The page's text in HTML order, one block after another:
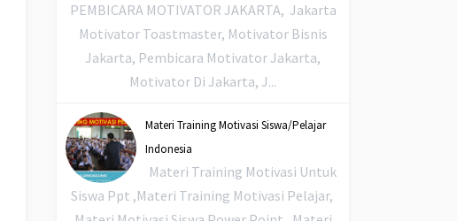
PEMBICARA MOTIVATOR JAKARTA, Jakarta
Motivator Toastmaster, Motivator Bisnis
Jakarta, Pembicara Motivator Jakarta,
Motivator Di Jakarta, J...
Materi Training Motivasi Siswa/Pelajar
Indonesia
Materi Training Motivasi Untuk
Siswa Ppt ,Materi Training Motivasi Pelajar,